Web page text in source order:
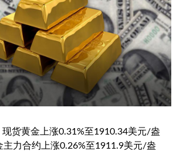
现货黄金 上涨0.31%至1910.34美元/盎
主力合约上涨0.26%至1911.9美元/盎